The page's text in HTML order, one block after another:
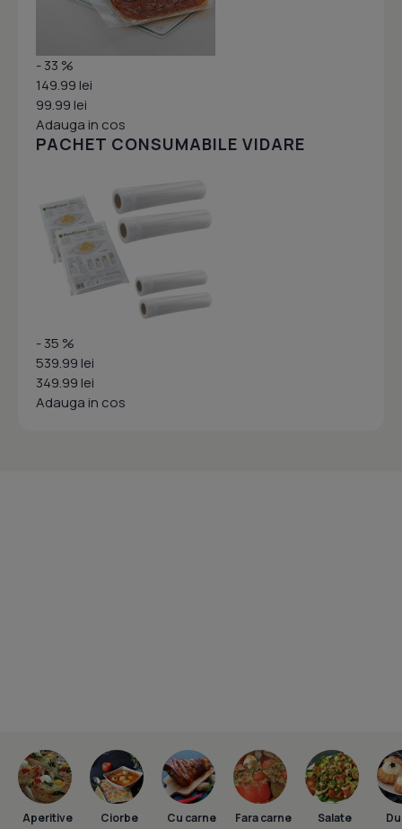
- 33 %
149.99 lei
99.99 lei
Adauga in cos
PACHET CONSUMABILE VIDARE
- 35 %
539.99 lei
349.99 lei
Adauga in cos
Aperitive Ciorbe Cu carne Fara carne Salate